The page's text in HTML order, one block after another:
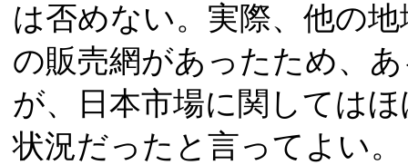
は否めない。実際、他の
の販売網があったため、
が、日本市場に関しては
状況だったと言ってよい。